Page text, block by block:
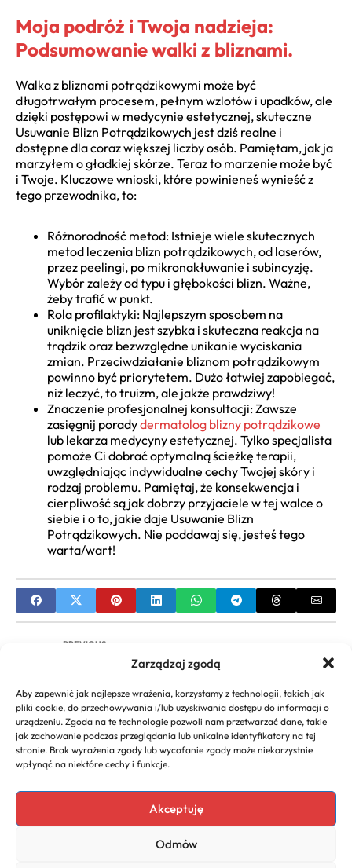
Zarządzaj zgodą
Aby zapewnić jak najlepsze wrażenia, korzystamy z technologii, takich jak
pliki cookie, do przechowywania i/lub uzyskiwania dostępu do informacji o
urządzeniu. Zgoda na te technologie pozwoli nam przetwarzać dane, takie
jak zachowanie podczas przeglądania lub unikalne identyfikatory na tej
stronie. Brak wyrażenia zgody lub wycofanie zgody może niekorzystnie
wpłynąć na niektóre cechy i funkcje.
Akceptuję
Odmów
Moja podróż i Twoja nadzieja:
Podsumowanie walki z bliznami.
Walka z bliznami potrądzikowymi może być
długotrwałym procesem, pełnym wzlotów i upadków, ale
dzięki postępowi w medycynie estetycznej, skuteczne
Usuwanie Blizn Potrądzikowych jest dziś realne i
dostępne dla coraz większej liczby osób. Pamiętam, jak ja
marzyłem o gładkiej skórze. Teraz to marzenie może być
i Twoje. Kluczowe wnioski, które powinieneś wynieść z
tego przewodnika, to:
Różnorodność metod: Istnieje wiele skutecznych
metod leczenia blizn potrądzikowych, od laserów,
przez peelingi, po mikronakłuwanie i subincyzję.
Wybór zależy od typu i głębokości blizn. Ważne,
żeby trafić w punkt.
Rola profilaktyki: Najlepszym sposobem na
uniknięcie blizn jest szybka i skuteczna reakcja na
trądzik oraz bezwzględne unikanie wyciskania
zmian. Przeciwdziałanie bliznom potrądzikowym
powinno być priorytetem. Dużo łatwiej zapobiegać,
niż leczyć, to truizm, ale jakże prawdziwy!
Znaczenie profesjonalnej konsultacji: Zawsze
zasięgnij poradydermatolog blizny potrądzikowe
lub lekarza medycyny estetycznej. Tylko specjalista
pomoże Ci dobrać optymalną ścieżkę terapii,
uwzględniając indywidualne cechy Twojej skóry i
rodzaj problemu. Pamiętaj, że konsekwencja i
cierpliwość są jak dobrzy przyjaciele w tej walce o
siebie i o to, jakie daje Usuwanie Blizn
Potrądzikowych. Nie poddawaj się, jesteś tego
warta/wart!
PREVIOUS
Ile Kalorii Ma Borówka Amerykańska? Poznaj
Wartość Borówka Amerykańska Kalorie i
Zdrowotne Korzyści
NEXT
Skuteczne Domowe Ćwiczenia na Pośladki –
Copyright 2026. All rights